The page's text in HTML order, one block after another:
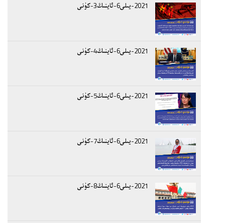
2021-يىلى6-ئاينىڭ3-كۈنى
2021-يىلى6-ئاينىڭ4-كۈنى
2021-يىلى6-ئاينىڭ5-كۈنى
2021-يىلى6-ئاينىڭ7-كۈنى
2021-يىلى6-ئاينىڭ8-كۈنى